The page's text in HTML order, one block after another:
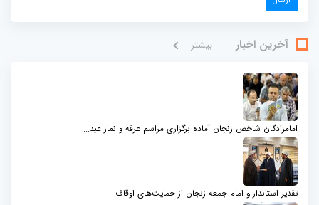
آخرین اخبار بيشتر
امامزادگان شاخص زنجان آماده برگزاری مراسم عرفه و نماز عید...
تقدیر استاندار و امام جمعه زنجان از حمایت‌های اوقاف...